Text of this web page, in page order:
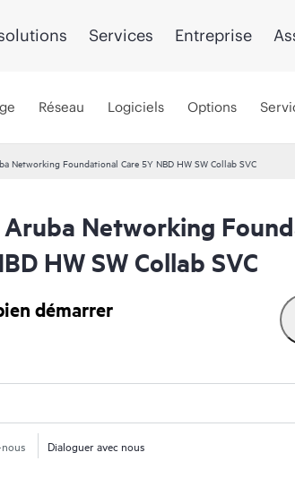
Services Entreprise
Réseau Logiciels Options
Networking Foundational Care 5Y NBD HW SW Collab SVC
Aruba Networking
HW SW Collab SVC
démarrer
Dialoguer avec nous